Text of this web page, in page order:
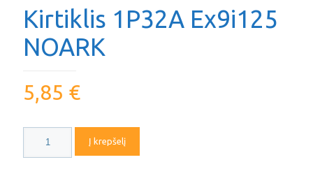
Kirtiklis 1P32A Ex9i125
NOARK
5,85 €
kiekis:
Kirtiklis
Į krepšelį